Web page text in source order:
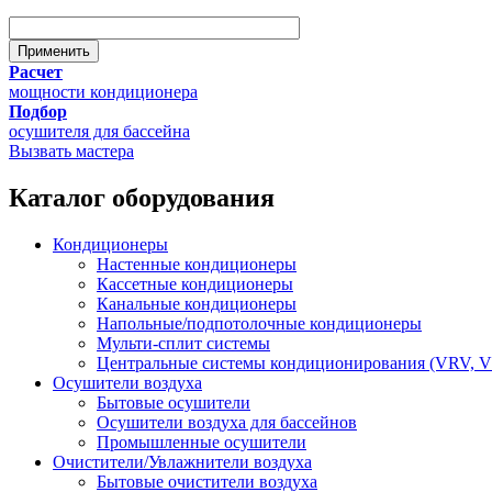
Расчет
мощности кондиционера
Подбор
осушителя для бассейна
Вызвать мастера
Каталог оборудования
Кондиционеры
Настенные кондиционеры
Кассетные кондиционеры
Канальные кондиционеры
Напольные/подпотолочные кондиционеры
Мульти-сплит системы
Центральные системы кондиционирования (VRV,
Осушители воздуха
Бытовые осушители
Осушители воздуха для бассейнов
Промышленные осушители
Очистители/Увлажнители воздуха
Бытовые очистители воздуха